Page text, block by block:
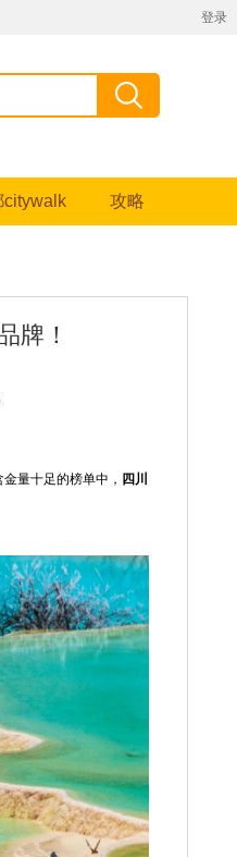
等特色线路。
登录
citywalk 攻略
牌！
量十足的榜单中， 四川